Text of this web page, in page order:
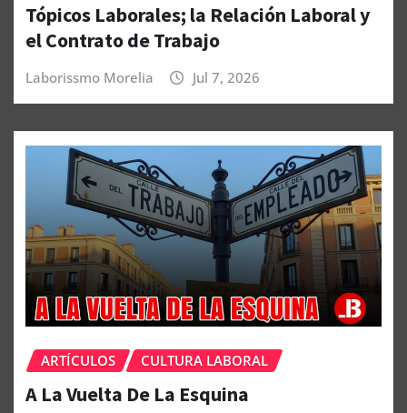
Tópicos Laborales; la Relación Laboral y
el Contrato de Trabajo
Laborissmo Morelia Jul 7, 2026
ARTÍCULOS CULTURA LABORAL
A La Vuelta De La Esquina